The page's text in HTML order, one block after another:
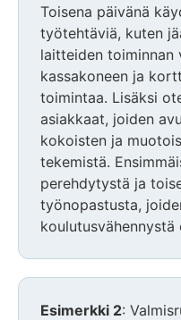
Toisena päivänä
työtehtäviä, kuten
laitteiden toiminnan
kassakoneen ja
toimintaa. Lisäksi
asiakkaat, joiden
kokoisten ja
tekemistä.
perehdytystä ja
työnopastusta,
koulutusvähennystä
Esimerkki 2: